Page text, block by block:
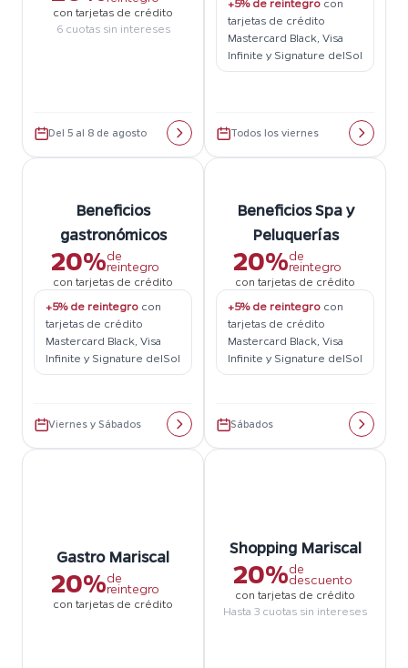
con tarjetas de crédito
6 cuotas sin intereses
Del 5 al 8 de agosto
tarjetas de crédito
Mastercard Black, Visa
Infinite y Signature delSol
Todos los viernes
Beneficios
gastronómicos
20%de
reintegro
con tarjetas de crédito
+5% de reintegro con
tarjetas de crédito
Mastercard Black, Visa
Infinite y Signature delSol
Viernes y Sábados
Beneficios Spa y
Peluquerías
20%de
reintegro
con tarjetas de crédito
+5% de reintegro con
tarjetas de crédito
Mastercard Black, Visa
Infinite y Signature delSol
Sábados
Gastro Mariscal
20%de
reintegro
con tarjetas de crédito
Shopping Mariscal
20%de
descuento
con tarjetas de crédito
Hasta 3 cuotas sin intereses